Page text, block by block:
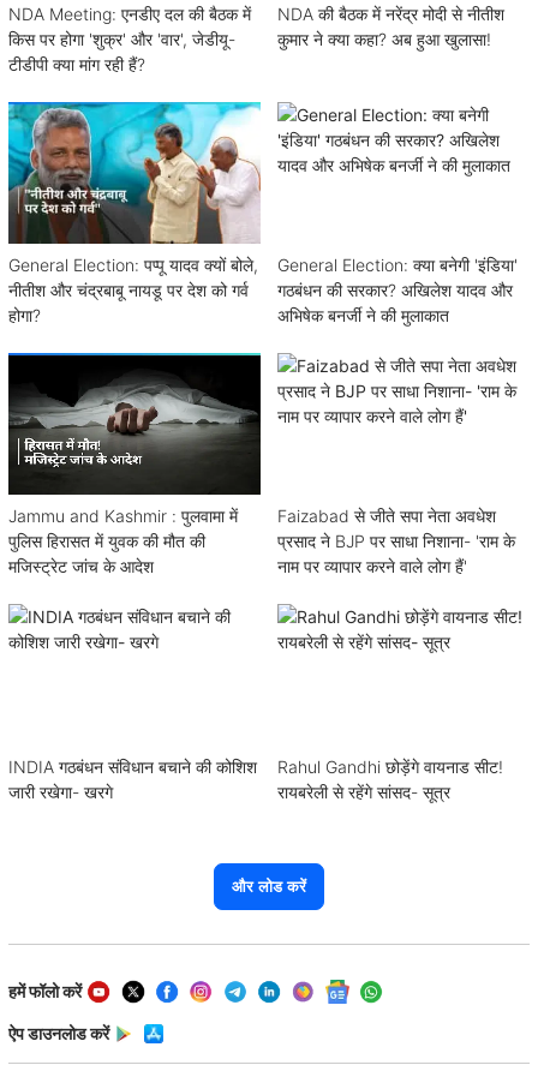
NDA Meeting: एनडीए दल की बैठक में
किस पर होगा 'शुक्र' और 'वार', जेडीयू-
टीडीपी क्या मांग रही हैं?
NDA की बैठक में नरेंद्र मोदी से नीतीश
कुमार ने क्या कहा? अब हुआ खुलासा!
General Election: पप्पू यादव क्यों बोले,
नीतीश और चंद्रबाबू नायडू पर देश को गर्व
होगा?
General Election: क्या बनेगी 'इंडिया'
गठबंधन की सरकार? अखिलेश यादव और
अभिषेक बनर्जी ने की मुलाकात
Jammu and Kashmir : पुलवामा में
पुलिस हिरासत में युवक की मौत की
मजिस्ट्रेट जांच के आदेश
Faizabad से जीते सपा नेता अवधेश
प्रसाद ने BJP पर साधा निशाना- 'राम के
नाम पर व्यापार करने वाले लोग हैं'
INDIA गठबंधन संविधान बचाने की कोशिश
जारी रखेगा- खरगे
Rahul Gandhi छोड़ेंगे वायनाड सीट!
रायबरेली से रहेंगे सांसद- सूत्र
और लोड करें
हमें फॉलो करें
ऐप डाउनलोड करें